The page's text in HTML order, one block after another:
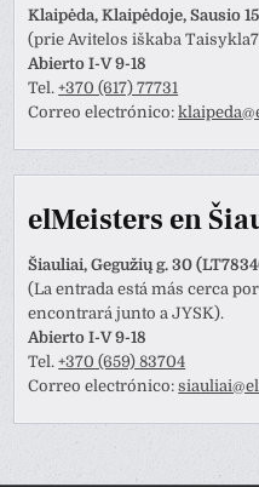
Klaipėda, Klaipėdoje, Sausio
(prie Avitelos iškaba
Abierto I-V 9-18
Tel.+370 (617) 77731
Correo electrónico:
elMeisters en
Šiauliai, Gegužių g. 30
(La entrada está más cerca
encontrará junto a JYSK).
Abierto I-V 9-18
Tel.+370 (659) 83704
Correo electrónico: